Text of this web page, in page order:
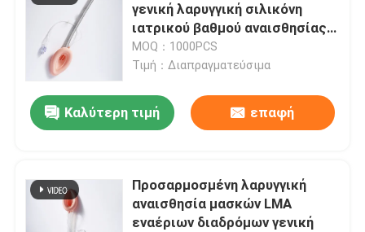
Προϊόντα
Εμφάνιση VR
Σχετικά με εμάς
Ποιοτικός έλεγχος
γενική λαρυγγική σιλικόνη
ιατρικού βαθμού αναισθησίας
σωλήνων Lma
MOQ：1000PCS
Τιμή：Διαπραγματεύσιμα
Καλύτερη τιμή επαφή
Προσαρμοσμένη λαρυγγική
αναισθησία μασκών LMA
εναέριων διαδρόμων γενική